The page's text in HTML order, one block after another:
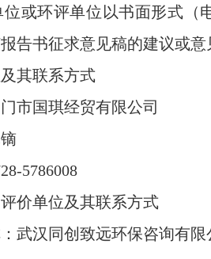
或环评单位以书面形式（
告书征求意见稿的建议或意
其联系方式
市国琪经贸有限公司
5786008
价单位及其联系方式
武汉同创致远环保咨询有限